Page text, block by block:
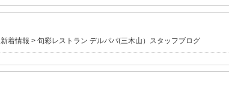
新着情報 > 旬彩レストラン デルパパ(三木山）スタッフブログ